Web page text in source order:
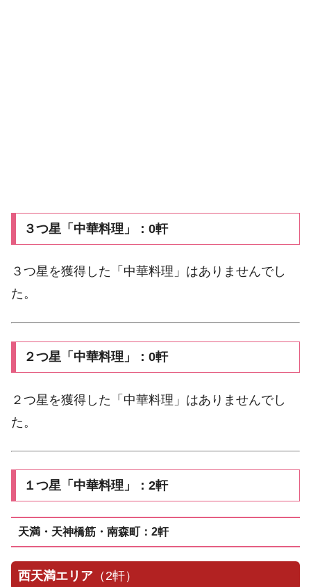
３つ星「中華料理」：0軒
３つ星を獲得した「中華料理」はありませんでし
た。
２つ星「中華料理」：0軒
２つ星を獲得した「中華料理」はありませんでし
た。
１つ星「中華料理」：2軒
天満・天神橋筋・南森町：2軒
西天満エリア （2軒）